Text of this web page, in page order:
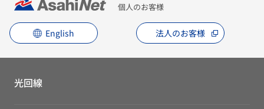
個人のお客様
English 法人のお客様
光回線